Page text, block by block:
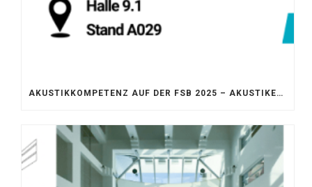
AKUSTIKKOMPETENZ AUF DER FSB 2025 – AKUSTIKELEMENTE FÜR DIE LEBENSRÄUME VON MORGEN